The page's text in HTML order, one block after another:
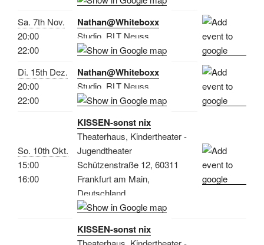
Sa. 7th Nov.
20:00
22:00
Nathan@Whiteboxx
Studio, RLT Neuss
Di. 15th Dez.
20:00
22:00
Nathan@Whiteboxx
Studio, RLT Neuss
So. 10th Okt.
15:00
16:00
KISSEN-sonst nix
Theaterhaus, Kindertheater -
Jugendtheater
Schützenstraße 12, 60311
Frankfurt am Main,
Deutschland
KISSEN-sonst nix